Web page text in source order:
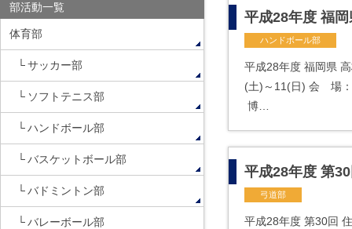
平成28年度 福
ハンドボール部
平成28年度 福岡県
(土)～11(日) 会 場
博…
平成28年度 第
弓道部
平成28年度 第30回
部活動一覧
体育部
サッカー部
ソフトテニス部
ハンドボール部
バスケットボール部
バドミントン部
バレーボール部